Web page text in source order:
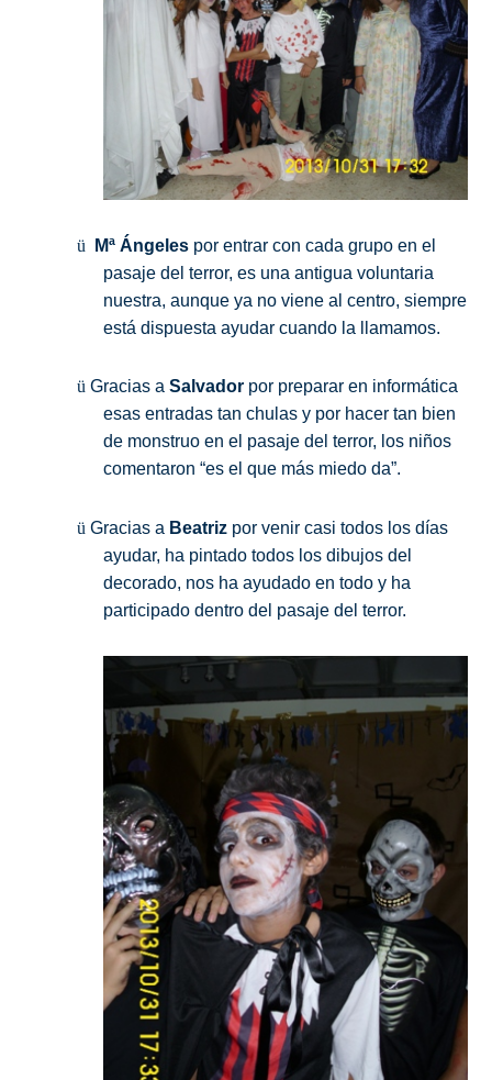
ü Mª Ángeles por entrar con cada grupo en el
pasaje del terror, es una antigua voluntaria
nuestra, aunque ya no viene al centro, siempre
está dispuesta ayudar cuando la llamamos.
ü Gracias aSalvador por preparar en informática
esas entradas tan chulas y por hacer tan bien
de monstruo en el pasaje del terror, los niños
comentaron “es el que más miedo da”.
ü Gracias a Beatriz por venir casi todos los días
ayudar, ha pintado todos los dibujos del
decorado, nos ha ayudado en todo y ha
participado dentro del pasaje del terror.